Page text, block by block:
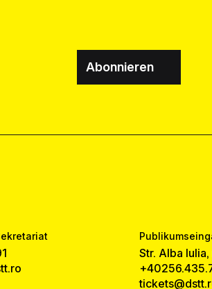
Abonnieren
Str. Alba Iulia,